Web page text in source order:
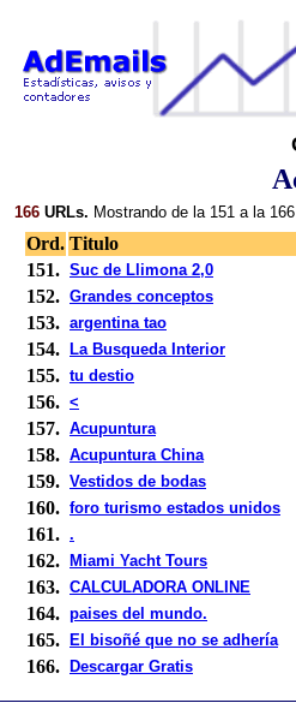
166 URLs. Mostrando de la 151 a la
Ord. Titulo
151. Suc de Llimona 2,0
152. Grandes conceptos
153. argentina tao
154. La Busqueda Interior
155. tu destio
156. <
157. Acupuntura
158. Acupuntura China
159. Vestidos de bodas
160. foro turismo estados unidos
161. .
162. Miami Yacht Tours
163. CALCULADORA ONLINE
164. paises del mundo.
165. El bisoñé que no se adhería
166. Descargar Gratis